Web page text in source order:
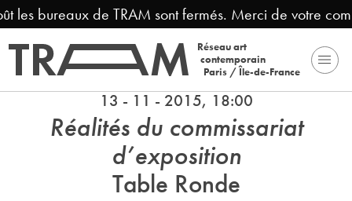
les bureaux de TRAM sont fermés. Merci de votre
Réseau art
contemporain
Paris / Île-de-France
13 - 11 - 2015, 18:00
Réalités du commissariat
d’exposition
Table Ronde